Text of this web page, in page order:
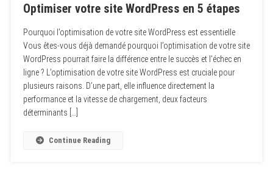
Optimiser votre site WordPress en 5 étapes
Pourquoi l’optimisation de votre site WordPress est essentielle
Vous êtes-vous déjà demandé pourquoi l’optimisation de votre site
WordPress pourrait faire la différence entre le succès et l’échec en
ligne ? L’optimisation de votre site WordPress est cruciale pour
plusieurs raisons. D’une part, elle influence directement la
performance et la vitesse de chargement, deux facteurs
déterminants […]
Continue Reading